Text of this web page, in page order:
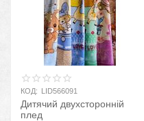
КОД: LID566091
Дитячий двухсторонній
плед